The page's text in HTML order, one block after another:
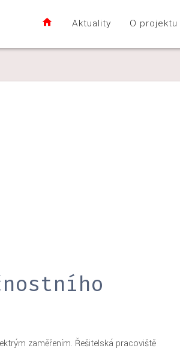
Aktuality O projektu
zaměřením. Řešitelská pracoviště